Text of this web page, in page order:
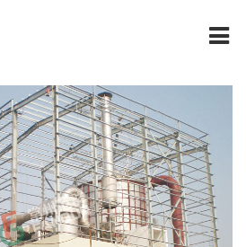
用干燥焙烧设备